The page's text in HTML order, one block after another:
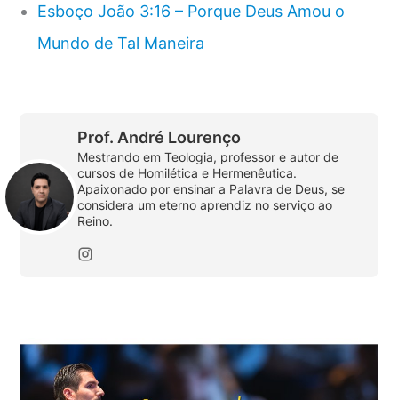
Esboço João 3:16 – Porque Deus Amou o
Mundo de Tal Maneira
Prof. André Lourenço
Mestrando em Teologia, professor e autor de
cursos de Homilética e Hermenêutica.
Apaixonado por ensinar a Palavra de Deus, se
considera um eterno aprendiz no serviço ao
Reino.